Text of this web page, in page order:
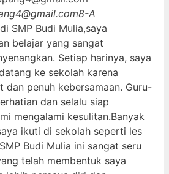
8-A
SMP Budi Mulia,saya
belajar yang sangat
Setiap harinya, saya
ke sekolah karena
dan penuh kebersamaan. Guru-
dan selalu siap
mengalami kesulitan.Banyak
ikuti di sekolah seperti les
Budi Mulia ini sangat seru
telah membentuk saya